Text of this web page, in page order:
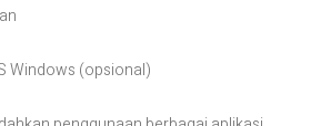
Windows (opsional)